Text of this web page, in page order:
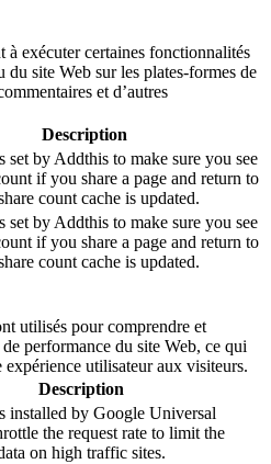
exécuter certaines fonctionnalités
du site Web sur les plates-formes de
et d’autres
Description
set by Addthis to make sure you see
if you share a page and return to
count cache is updated.
set by Addthis to make sure you see
if you share a page and return to
count cache is updated.
utilisés pour comprendre et
performance du site Web, ce qui
utilisateur aux visiteurs.
Description
installed by Google Universal
the request rate to limit the
on high traffic sites.